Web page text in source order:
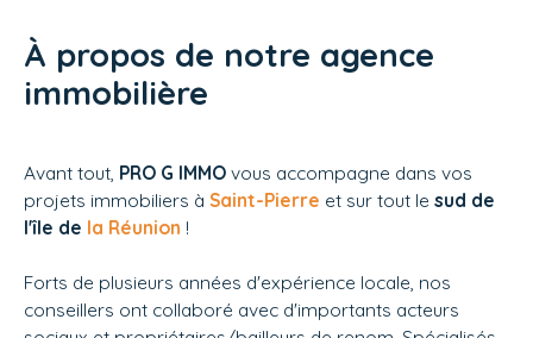
À propos de notre agence
immobilière
Avant tout, PRO G IMMO vous accompagne dans vos
projets immobiliers à Saint-Pierre et sur tout le sud de
l'île de la Réunion !
Forts de plusieurs années d'expérience locale, nos
conseillers ont collaboré avec d'importants acteurs